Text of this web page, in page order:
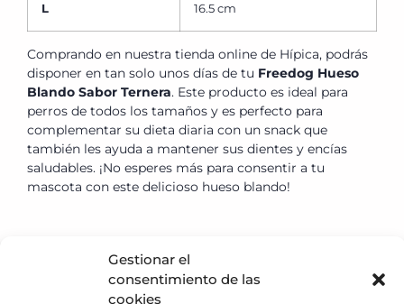
Gestionar el
consentimiento de las
cookies
L 16.5 cm
Comprando en nuestra tienda online de Hípica, podrás
disponer en tan solo unos días de tu Freedog Hueso
Blando Sabor Ternera. Este producto es ideal para
perros de todos los tamaños y es perfecto para
complementar su dieta diaria con un snack que
también les ayuda a mantener sus dientes y encías
saludables. ¡No esperes más para consentir a tu
mascota con este delicioso hueso blando!
Política de privacidad